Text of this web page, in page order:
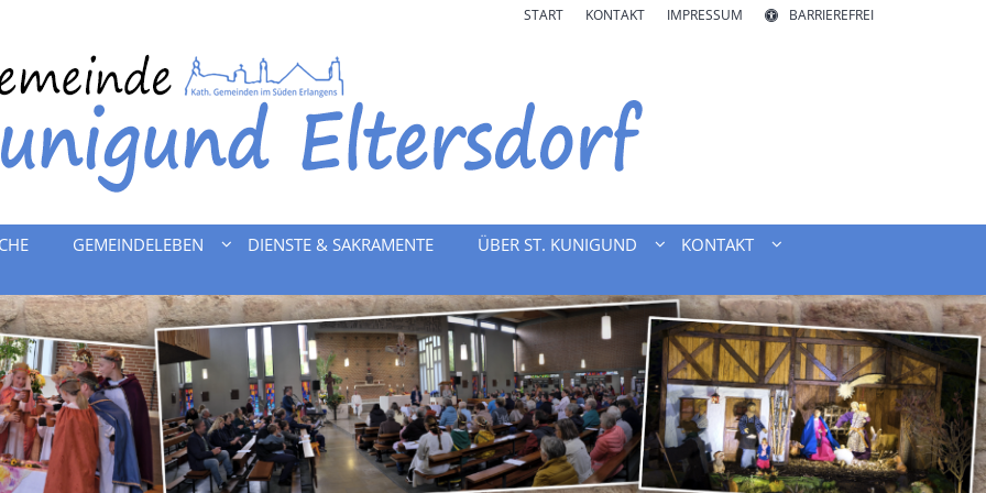
START KONTAKT IMPRESSUM BARRIEREFREI
GEMEINDELEBEN DIENSTE & SAKRAMENTE ÜBER ST. KUNIGUND
KONTAKT